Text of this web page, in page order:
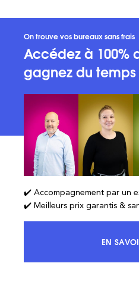
On trouve vos bureaux sans frais
Accédez à 100%
gagnez du temps
✔️ Accompagnement par un
✔️ Meilleurs prix garantis &
EN